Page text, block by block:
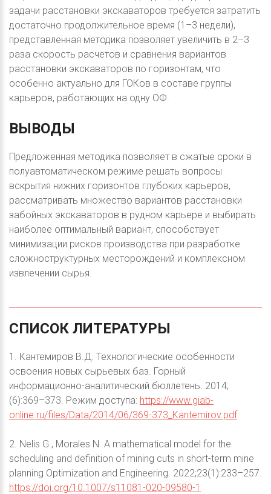
задачи расстановки экскаваторов требуется затратить
достаточно продолжительное время (1–3 недели),
представленная методика позволяет увеличить в 2–3
раза скорость расчетов и сравнения вариантов
расстановки экскаваторов по горизонтам, что
особенно актуально для ГОКов в составе группы
карьеров, работающих на одну ОФ.
ВЫВОДЫ
Предложенная методика позволяет в сжатые сроки в
полуавтоматическом режиме решать вопросы
вскрытия нижних горизонтов глубоких карьеров,
рассматривать множество вариантов расстановки
забойных экскаваторов в рудном карьере и выбирать
наиболее оптимальный вариант, способствует
минимизации рисков производства при разработке
сложноструктурных месторождений и комплексном
извлечении сырья.
СПИСОК ЛИТЕРАТУРЫ
1. Кантемиров В.Д. Технологические особенности
освоения новых сырьевых баз. Горный
информационно-аналитический бюллетень. 2014;
(6):369–373. Режим доступа: https://www.giab-
online.ru/files/Data/2014/06/369-373_Kantemirov.pdf
2. Nelis G., Morales N. A mathematical model for the
scheduling and definition of mining cuts in short-term mine
planning Optimization and Engineering. 2022;23(1):233–257.
https://doi.org/10.1007/s11081-020-09580-1